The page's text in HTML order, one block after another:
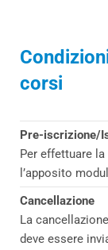
corsi
Pre-iscrizione/
Per effettuare
l’apposito
Cancellazione
La
deve essere